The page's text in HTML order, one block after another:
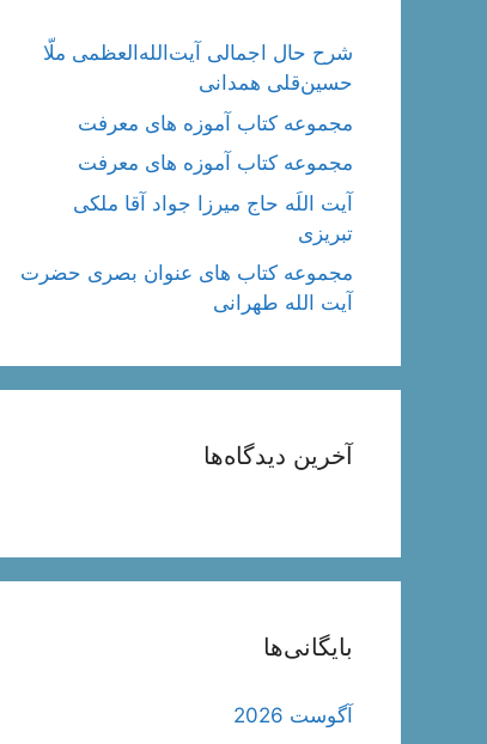
شرح حال اجمالی آیت‌الله‌العظمی ملّا
حسین‌قلی همدانی
مجموعه کتاب آموزه های معرفت
مجموعه کتاب آموزه های معرفت
آیت اللَه حاج میرزا جواد آقا ملکی
تبریزی
مجموعه کتاب های عنوان بصری حضرت
آیت الله طهرانی
آخرین دیدگاه‌ها
بایگانی‌ها
آگوست 2026